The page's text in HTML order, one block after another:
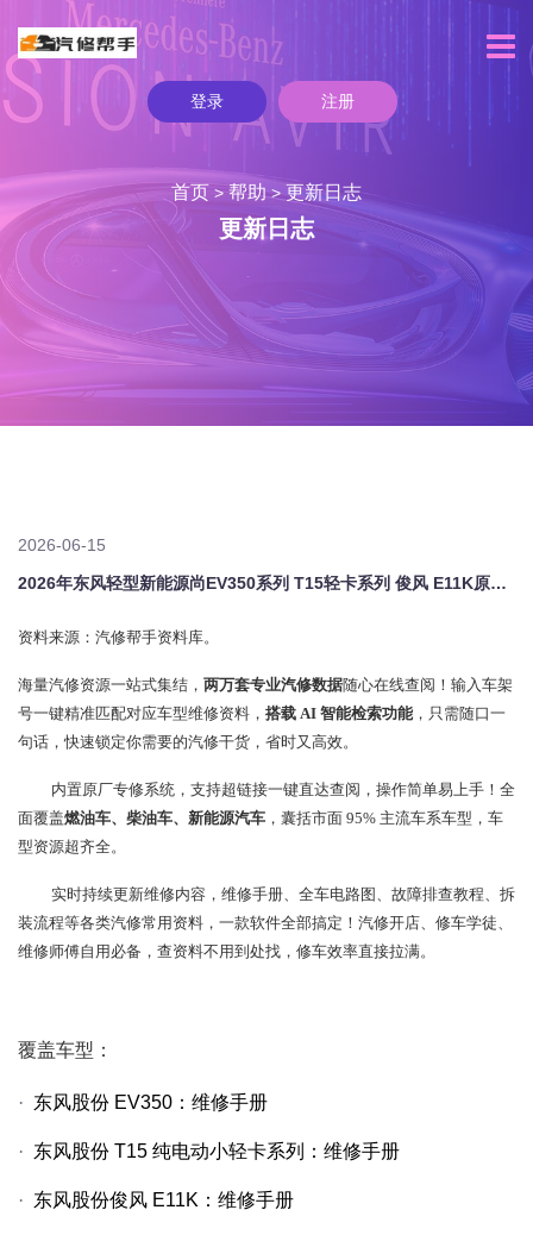
登录 注册
首页 > 帮助>更新日志
更新日志
2026-06-15
2026年东风轻型新能源尚EV350系列 T15轻卡系列 俊风 E11K原厂维修手册电路图资料、维修资料、汽修资料库、正时资料、螺丝扭力、拆装步骤、故障码、针脚定义、保险盒图解、发动机大修资料、变速箱维修资料、底盘维修图纸、车身线路图、传感器线路图、数据流资料、线束走向图、继电器位置图、空调维修图纸、车身控制模块资料、发动机正时图解、大修装配数据、通病故障案例、新能源高压电路图、混动维修资料、悬挂
资料来源：汽修帮手资料库。
海量汽修资源一站式集结， 两万套专业汽修数据随心在线查阅！输入车架
号一键精准匹配对应车型维修资料， 搭载 AI 智能检索功能 ，只需随口一
句话，快速锁定你需要的汽修干货，省时又高效。
内置原厂专修系统，支持超链接一键直达查阅，操作简单易上手！全
面覆盖燃油车、柴油车、新能源汽车 ，囊括市面 95% 主流车系车型，车
型资源超齐全。
实时持续更新维修内容，维修手册、全车电路图、故障排查教程、拆
装流程等各类汽修常用资料，一款软件全部搞定！汽修开店、修车学徒、
维修师傅自用必备，查资料不用到处找，修车效率直接拉满。
覆盖车型：
· 东风股份 EV350 ：维修手册
· 东风股份 T15 纯电动小轻卡系列：维修手册
· 东风股份俊风 E11K ：维修手册